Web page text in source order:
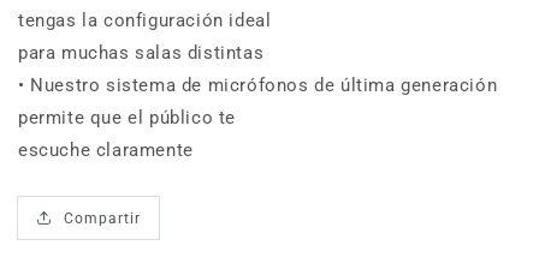
tengas la configuración ideal
para muchas salas distintas
• Nuestro sistema de micrófonos de última generación
permite que el público te
escuche claramente
Compartir